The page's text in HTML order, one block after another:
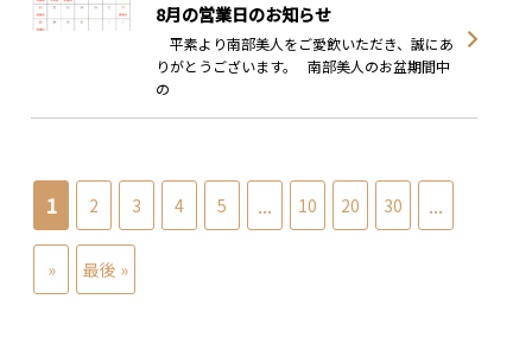
8月の営業日のお知らせ
平素より南部美人をご愛飲いただき、誠にあ
りがとうございます。 南部美人のお盆期間中
の
1 2 3 4 5 ... 10 20 30 ...
» 最後 »